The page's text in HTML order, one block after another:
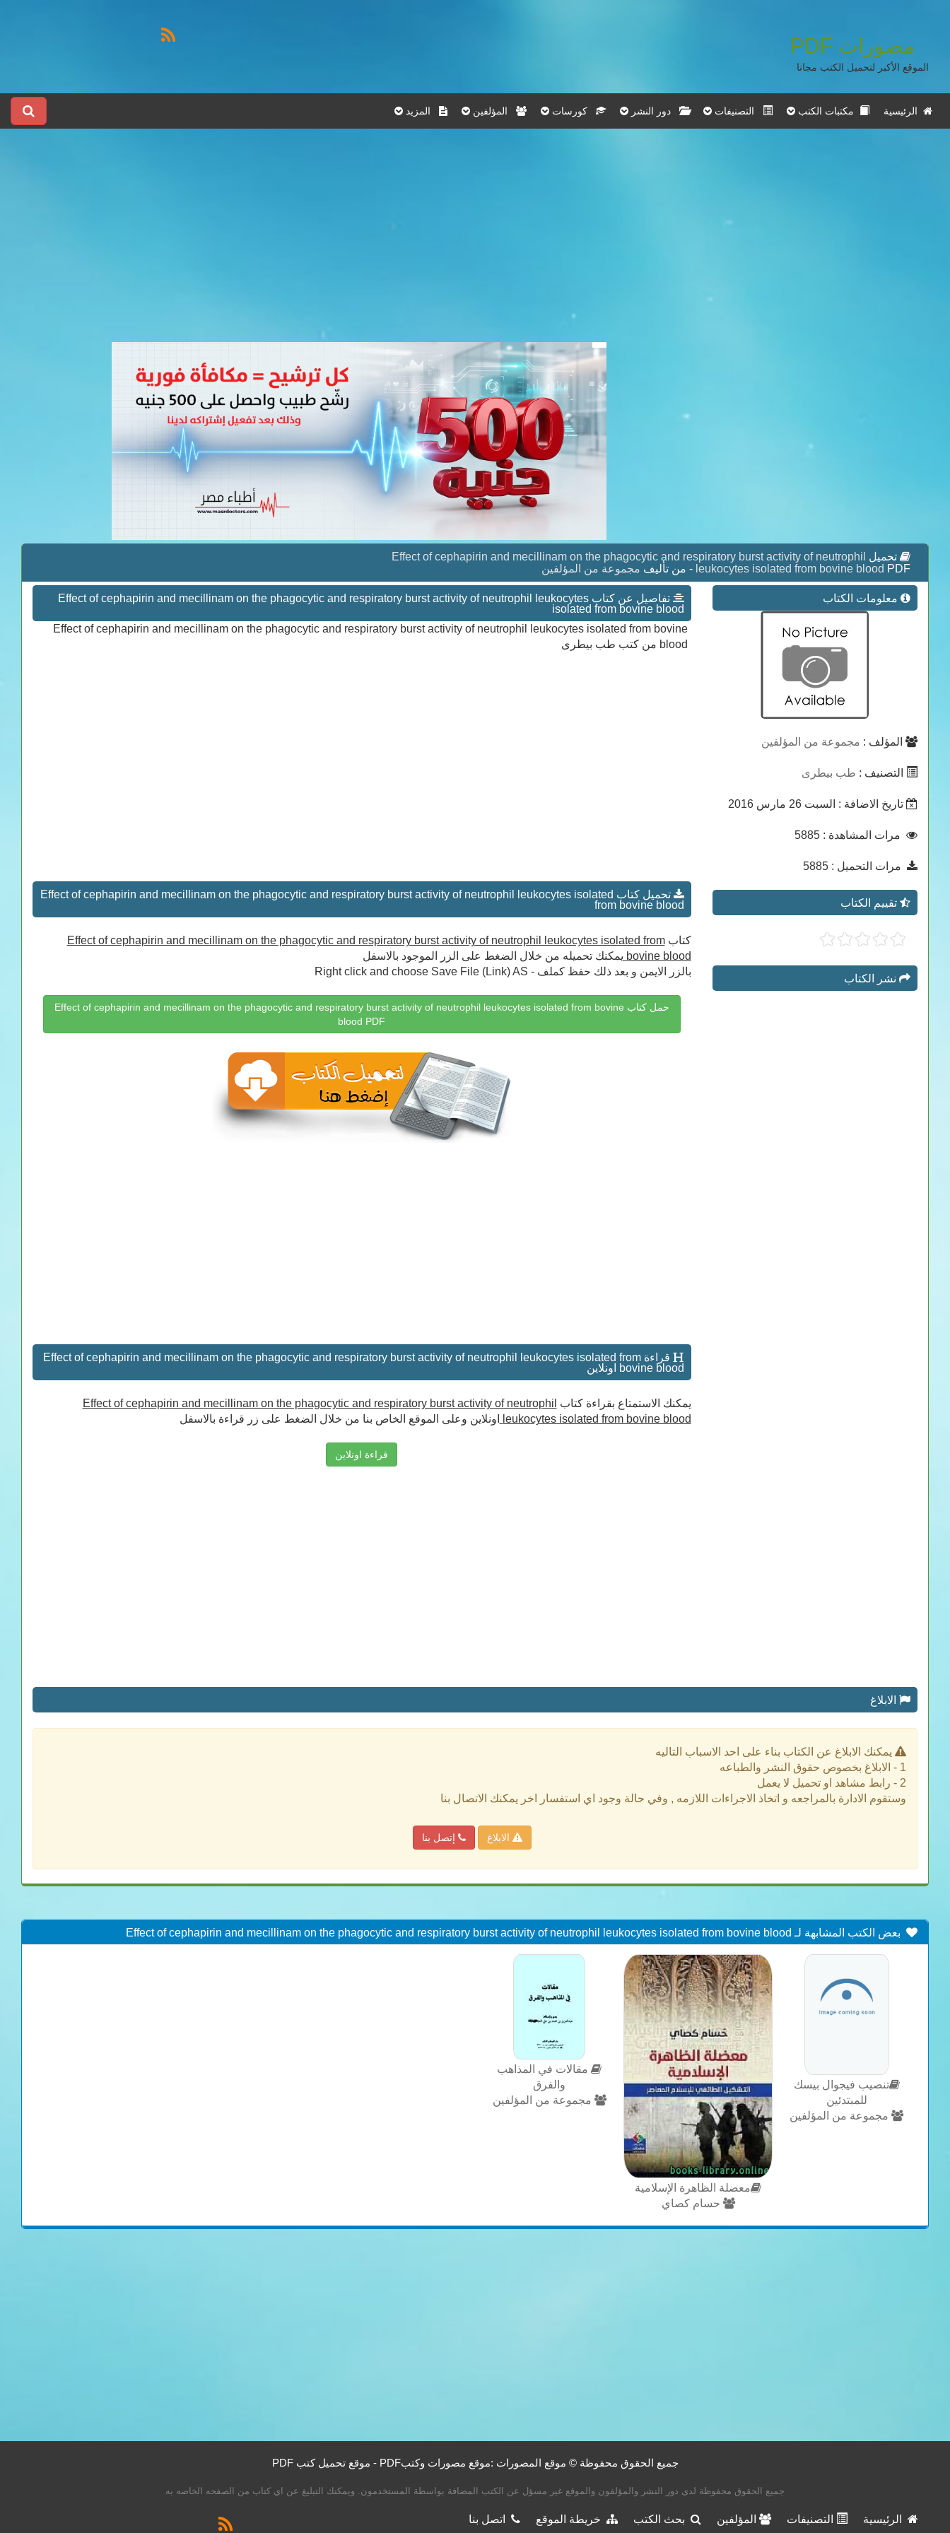
مصورات PDF
الموقع الأكبر لتحميل الكتب مجانا
الرئيسية مكتبات الكتب التصنيفات دور النشر كورسات المؤلفين المزيد
تحميل Effect of cephapirin and mecillinam on the phagocytic and respiratory burst activity of neutrophil
leukocytes isolated from bovine blood PDF - من تأليف مجموعة من المؤلفين
معلومات الكتاب
المؤلف : مجموعة من المؤلفين
التصنيف : طب بيطرى
تاريخ الاضافة : السبت 26 مارس 2016
مرات المشاهدة : 5885
مرات التحميل : 5885
تقييم الكتاب
نشر الكتاب
تفاصيل عن كتاب Effect of cephapirin and mecillinam on the phagocytic and respiratory burst activity of neutrophil leukocytes
isolated from bovine blood
Effect of cephapirin and mecillinam on the phagocytic and respiratory burst activity of neutrophil leukocytes isolated from bovine
blood من كتب طب بيطرى
تحميل كتاب Effect of cephapirin and mecillinam on the phagocytic and respiratory burst activity of neutrophil leukocytes isolated
from bovine blood
كتابEffect of cephapirin and mecillinam on the phagocytic and respiratory burst activity of neutrophil leukocytes isolated from
bovine blood يمكنك تحميله من خلال الضغط على الزر الموجود بالاسفل
بالزر الايمن و بعد ذلك حفظ كملف - Right click and choose Save File (Link) AS
حمل كتاب Effect of cephapirin and mecillinam on the phagocytic and respiratory burst activity of neutrophil leukocytes isolated from bovine
blood PDF
قراءة Effect of cephapirin and mecillinam on the phagocytic and respiratory burst activity of neutrophil leukocytes isolated from
bovine blood اونلاين
يمكنك الاستمتاع بقراءة كتاب Effect of cephapirin and mecillinam on the phagocytic and respiratory burst activity of neutrophil
leukocytes isolated from bovine blood
اونلاين وعلى الموقع الخاص بنا من خلال الضغط على زر قراءة بالاسفل
قراءة اونلاين
الابلاغ
يمكنك الابلاغ عن الكتاب بناء على احد الاسباب التاليه
1 - الابلاغ بخصوص حقوق النشر والطباعه
2 - رابط مشاهد او تحميل لا يعمل
وستقوم الادارة بالمراجعه و اتخاذ الاجراءات اللازمه , وفي حالة وجود اي استفسار اخر يمكنك الاتصال بنا
الابلاغ إتصل بنا
بعض الكتب المشابهة لـ Effect of cephapirin and mecillinam on the phagocytic and respiratory burst activity of neutrophil leukocytes isolated from bovine blood
تنصيب فيجوال بيسك
للمبتدئين
مجموعة من المؤلفين
معضلة الظاهرة الإسلامية
حسام كصاي
مقالات في المذاهب
والفرق
مجموعة من المؤلفين
جميع الحقوق محفوظة © موقع المصورات :موقع مصورات وكتبPDF - موقع تحميل كتب PDF
جميع الحقوق محفوظة لدى دور النشر والمؤلفون والموقع غير مسؤل عن الكتب المضافة بواسطة المستخدمون. ويمكنك التبليغ عن اي كتاب من الصفحه الخاصه به
الرئيسية التصنيفات المؤلفين بحث الكتب خريطة الموقع اتصل بنا